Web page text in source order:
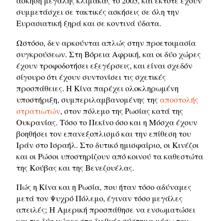
συμμετάσχει σε τακτικές ασκήσεις σε όλη την
Ευρασιατική ξηρά και σε κοντινά ύδατα.
Ωστόσο, δεν αρκούνται απλώς στην προετοιμασία
συγκρούσεων. Στη Βόρεια Αφρική, και οι δύο χώρες
έχουν τροφοδοτήσει εξεγέρσεις, και είναι σχεδόν
σίγουρο ότι έχουν συντονίσει τις σχετικές
προσπάθειες. Η Κίνα παρέχει ολοκληρωμένη
υποστήριξη, συμπεριλαμβανομένης τηςαποστολής
στρατιωτών, στον πόλεμο της Ρωσίας κατά της
Ουκρανίας. Τόσο το Πεκίνο όσο και η Μόσχα έχουν
βοηθήσει τον επανεξοπλισμό και την επίθεση του
Ιράν στο Ισραήλ. Στο δυτικό ημισφαίριο, οι Κινέζοι
και οι Ρώσοι υποστηρίζουν από κοινού τα καθεστώτα
της Κούβας και της Βενεζουέλας.
Πώς η Κίνα και η Ρωσία, που ήταν τόσο αδύναμες
μετά τον Ψυχρό Πόλεμο, έγιναν τόσο μεγάλες
απειλές; Η Αμερική προσπάθησε να ενσωματώσει